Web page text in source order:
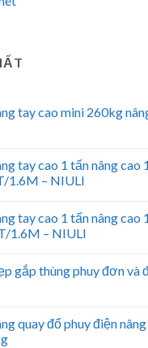
tay cao mini 260kg
tay cao 1 tấn nâng cao
1.6M – NIULI
tay cao 1 tấn nâng cao
1.6M – NIULI
gắp thùng phuy đơn và
quay đổ phuy điện